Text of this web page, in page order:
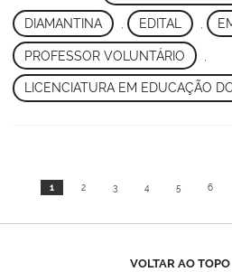
DIAMANTINA EDITAL
PROFESSOR VOLUNTÁRIO
LICENCIATURA EM EDUCAÇÃO
1 2 3 4 5 6
VOLTAR AO TOPO